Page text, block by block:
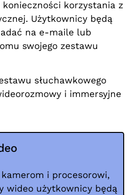
korzystania z
Użytkownicy będą
na e-maile lub
swojego zestawu
słuchawkowego
i immersyjne
i procesorowi,
wideo użytkownicy będą